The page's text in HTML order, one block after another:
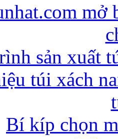
mở
sản xuất
túi xách
Bí kíp chọn